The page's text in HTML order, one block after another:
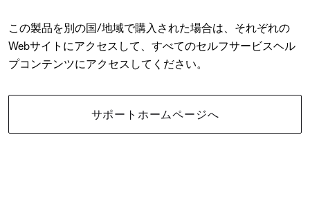
この製品を別の国/地域で購入された場合は、それぞれの
Webサイトにアクセスして、すべてのセルフサービスヘル
プコンテンツにアクセスしてください。
サポートホームページへ